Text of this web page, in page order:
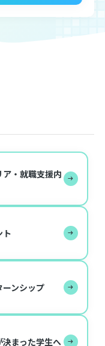
ア・就職支援内
ト
ーンシップ
決まった学生へ